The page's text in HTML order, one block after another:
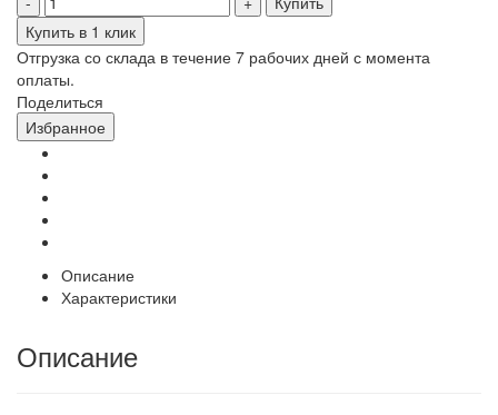
Купить в 1 клик
Отгрузка со склада в течение 7 рабочих дней с момента
оплаты.
Поделиться
Избранное
Описание
Характеристики
Описание